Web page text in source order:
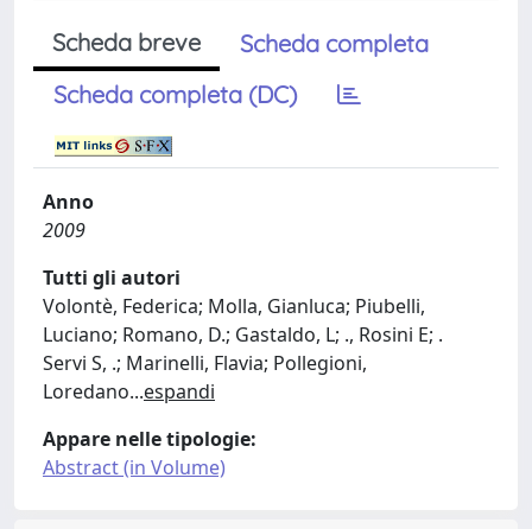
Scheda breve
Scheda completa
Scheda completa (DC)
Anno
2009
Tutti gli autori
Volontè, Federica; Molla, Gianluca; Piubelli,
Luciano; Romano, D.; Gastaldo, L; ., Rosini E; .
Servi S, .; Marinelli, Flavia; Pollegioni,
Loredano...espandi
Appare nelle tipologie:
Abstract (in Volume)